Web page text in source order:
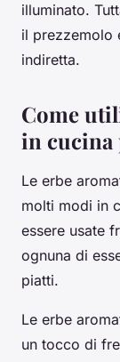
illuminato.
il prezzemolo
indiretta.
Come
in cucina
Le erbe
molti modi in
essere usate
ognuna di
piatti.
Le erbe
un tocco di